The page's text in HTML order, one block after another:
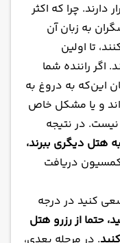
دارند. چرا که اکثر
به زبان آن
تا اولین
اگر راننده شما
این‌که به دروغ به
و یا مشکل خاص
در نتیجه
هتل دیگری ببرند،
دریافت
کنید در درجه
حتما از رزرو هتل